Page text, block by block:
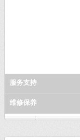
服务支持
维修保养